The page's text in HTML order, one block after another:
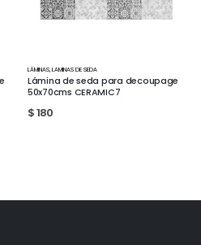
LAMINAS DE SEDA
Lámina de seda para decoupage
50x70cms CERAMIC7